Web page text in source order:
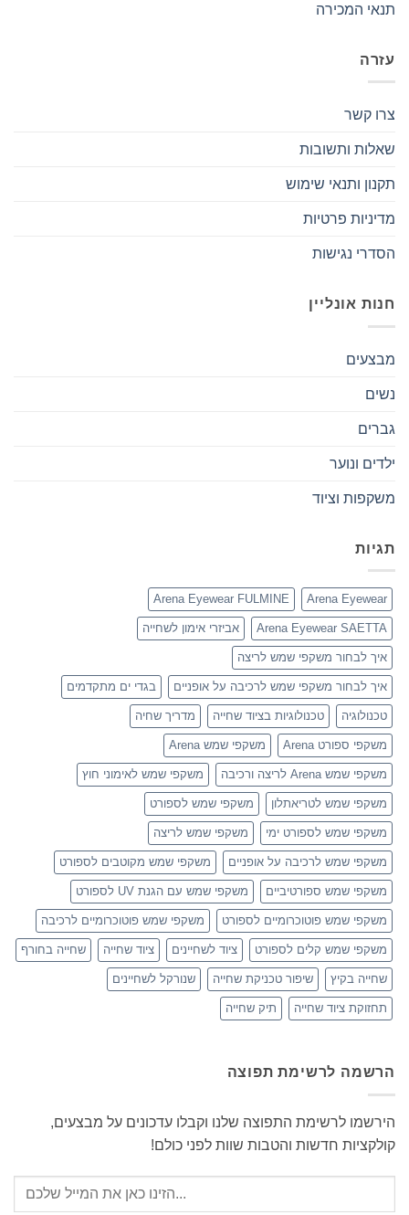
תנאי המכירה
עזרה
צרו קשר
שאלות ותשובות
תקנון ותנאי שימוש
מדיניות פרטיות
הסדרי נגישות
חנות אונליין
מבצעים
נשים
גברים
ילדים ונוער
משקפות וציוד
תגיות
Arena Eyewear
Arena Eyewear FULMINE
Arena Eyewear SAETTA אביזרי אימון לשחייה
איך לבחור משקפי שמש לריצה
איך לבחור משקפי שמש לרכיבה על אופניים בגדי ים מתקדמים
טכנולוגיה טכנולוגיות בציוד שחייה מדריך שחיה
משקפי ספורט Arena משקפי שמש Arena
משקפי שמש Arena לריצה ורכיבה משקפי שמש לאימוני חוץ
משקפי שמש לטריאתלון משקפי שמש לספורט
משקפי שמש לספורט ימי משקפי שמש לריצה
משקפי שמש לרכיבה על אופניים משקפי שמש מקוטבים לספורט
משקפי שמש ספורטיביים משקפי שמש עם הגנת UV לספורט
משקפי שמש פוטוכרומיים לספורט משקפי שמש פוטוכרומיים לרכיבה
משקפי שמש קלים לספורט ציוד לשחיינים ציוד שחייה שחייה בחורף
שחייה בקיץ שיפור טכניקת שחייה שנורקל לשחיינים
תחזוקת ציוד שחייה תיק שחייה
הרשמה לרשימת תפוצה
הירשמו לרשימת התפוצה שלנו וקבלו עדכונים על מבצעים,
קולקציות חדשות והטבות שוות לפני כולם!